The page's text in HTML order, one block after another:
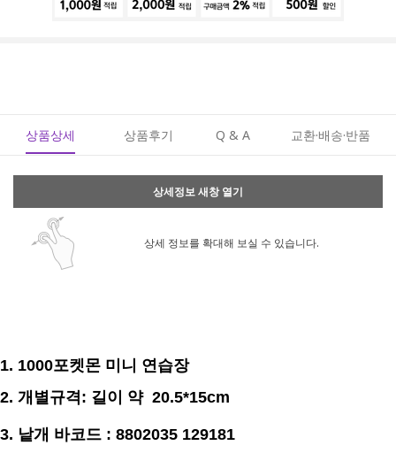
상품상세 상품후기 Q & A 교환·배송·반품
상세정보 새창 열기
상세 정보를 확대해 보실 수 있습니다.
1. 1000포켓몬 미니 연습장
2. 개별규격: 길이 약 20.5*15cm
3. 낱개 바코드 : 8802035 129181